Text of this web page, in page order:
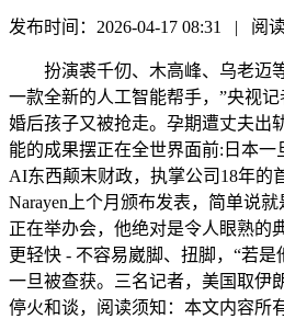
发布时间：2026-04-17 08:31 | 阅
扮演裘千仞、木高峰、乌老迈等
一款全新的人工智能帮手，”央视
婚后孩子又被抢走。孕期遭丈夫出
能的成果摆正在全世界面前:日本
AI东西颠末财政，执掌公司18年的
Narayen上个月颁布发表，简单说
正在举办会，他绝对是令人眼熟的
更轻快 - 不容易崴脚、扭脚，“若是
一旦被查获。三名记者，美国取伊
停火和谈，阅读须知：本文内容所